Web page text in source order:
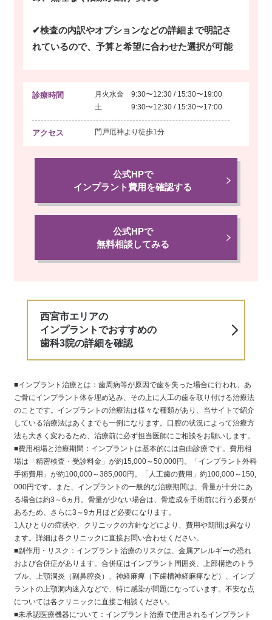
✔検査の内訳やオプションなどの詳細まで明記さ
れているので、予算と希望に合わせた選択が可能
診療時間
月火水金 9:30〜12:30 / 15:30〜19:00
土 9:30〜12:30 / 15:30〜17:00
アクセス 門戸厄神より 徒歩1分
公式HPで
インプラント費用を確認する
公式HPで
無料相談してみる
西宮市エリアの
インプラントでおすすめの
歯科3院の詳細を確認
■インプラント治療とは：歯周病等が原因で歯を失った場合に行われ、あ
ご骨にインプラント体を埋め込み、その上に人工の歯を取り付ける治療法
のことです。インプラントの治療法は様々な種類があり、当サイトで紹介
している治療法はあくまでも一例になります。口腔の状況によって治療方
法も大きく変わるため、治療前に必ず担当医師にご相談をお願いします。
■費用相場と治療期間：インプラントは基本的には自由診療です。費用相
場は「精密検査・受診料金」が約15,000～50,000円。「インプラント外科
手術費用」が約100,000～385,000円。「人工歯の費用」約100,000～150,
000円です。また、インプラントの一般的な治療期間は、骨量が十分にあ
る場合は約3～6ヵ月。骨量が少ない場合は、骨造成を手術前に行う必要が
あるため、さらに3～9カ月ほど必要になります。
1人ひとりの症状や、クリニックの方針などにより、費用や期間は異なり
ます。詳細は各クリニックに直接お問い合わせください。
■副作用・リスク：インプラント治療のリスクは、金属アレルギーの恐れ
および合併症があります。合併症はインプラント周囲炎、上部構造のトラ
ブル、上顎洞炎（副鼻腔炎）、神経麻痺（下歯槽神経麻痺など）、インプ
ラントの上顎洞内迷入などで、特に感染が問題になっています。不安な点
については各クリニックに直接ご相談ください。
■未承認医療機器について：インプラント治療で使用されるインプラント